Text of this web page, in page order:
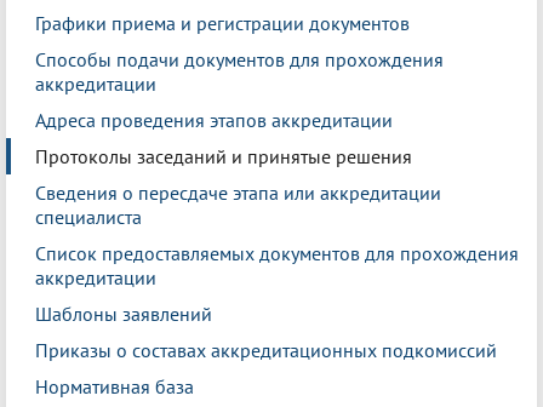
Графики приема и регистрации документов
Способы подачи документов для прохождения
аккредитации
Адреса проведения этапов аккредитации
Протоколы заседаний и принятые решения
Сведения о пересдаче этапа или аккредитации
специалиста
Список предоставляемых документов для прохождения
аккредитации
Шаблоны заявлений
Приказы о составах аккредитационных подкомиссий
Нормативная база